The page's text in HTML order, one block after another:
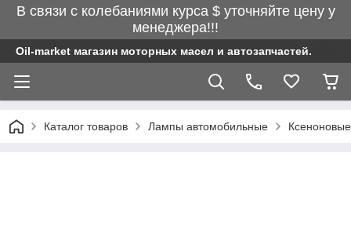
В связи с колебаниями курса $ уточняйте цену у
менеджера!!!
Oil-market магазин моторных масел и автозапчастей.
Каталог товаров Лампы автомобильные